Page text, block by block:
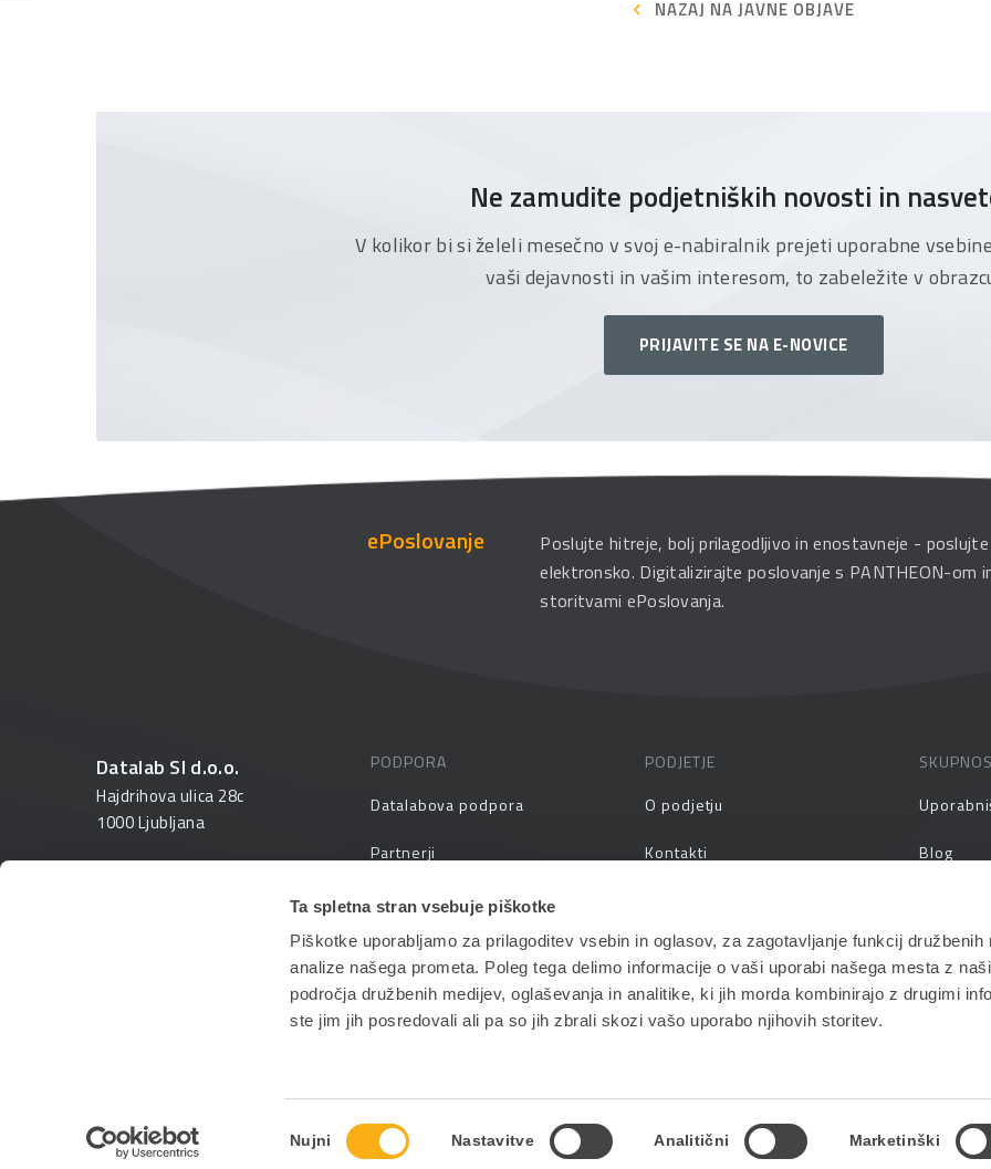
Ta spletna stran vsebuje piškotke
Piškotke uporabljamo za prilagoditev vsebin in oglasov, za zagotavljanje funkcij družbenih
analize našega prometa. Poleg tega delimo informacije o vaši uporabi našega mesta z
področja družbenih medijev, oglaševanja in analitike, ki jih morda kombinirajo z drugimi
ste jim jih posredovali ali pa so jih zbrali skozi vašo uporabo njihovih storitev.
soglasja
Nujni Nastavitve Analitični Marketinški
NAZAJ NA JAVNE OBJAVE
Ne zamudite podjetniških novosti in
V kolikor bi si želeli mesečno v svoj e-nabiralnik prejeti uporabne
vaši dejavnosti in vašim interesom, to zabeležite v
PRIJAVITE SE NA E-NOVICE
ePoslovanje
Poslujte hitreje, bolj prilagodljivo in enostavneje - poslujte
elektronsko. Digitalizirajte poslovanje s PANTHEON-om
storitvami ePoslovanja.
Datalab SI d.o.o.
Hajdrihova ulica 28c
1000 Ljubljana
PODPORA
Datalabova podpora
Partnerji
FAQ – pogosta vprašanja
PANTHEON izobraževanja
PODJETJE
O podjetju
Kontakti
Vlagatelji
Pogoji in pogodbe
Blog
Priročniki
Politika zasebnosti| Oblikovanje in razvoj: